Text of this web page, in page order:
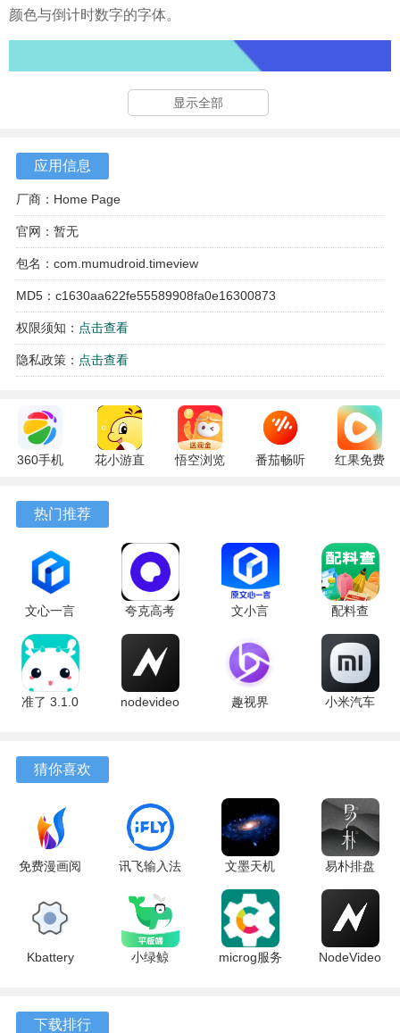
颜色与倒计时数字的字体。
1、倒计时支持显示到毫秒，并提供语音播报提醒，让用户在
抢购前无需时刻紧盯屏幕。
2、自动化执行抢购流程，无需用户手动刷新页面或反复点
击，有效避免因网络延迟或操作失误导致的失败。
3、软件无需获取手机系统的最高权限即可正常运行，降低了
使用门槛和潜在的安全风险。
1、允许用户预先设定需要抢购的商品链接与具体开售时间，
显示全部
应用信息
厂商：Home Page
官网：暂无
包名：com.mumudroid.timeview
MD5：c1630aa622fe55589908fa0e16300873
权限须知： 点击查看
隐私政策： 点击查看
360手机
10.13.27
最新版
花小游直
17.9.56
悟空浏览
番茄畅听
红果免费
热门推荐
文心一言
4.0
5.16.0.10
最新版
夸克高考
10.14.0.1115
最新版
文小言
安卓版
配料查
3.0.1 官方
版
准了 3.1.0
nodevideo
趣视界
小米汽车
猜你喜欢
免费漫画阅
1.1.110 安
卓版
讯飞输入法
15.0.14 最
新版
文墨天机
2.5.8 最新
版
易朴排盘
1.0.0.4 安
卓版
Kbattery
小绿鲸
microg服务
NodeVideo
下载排行